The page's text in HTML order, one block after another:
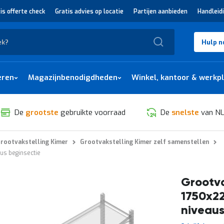
offerte check Gratis advies op locatie Partijen aanbieden
Hulp
Magazijnbenodigdheden Winkel, kantoor &
De grootste gebruikte voorraad De snelste van
Kimer
Grootvakstelling Kimer zelf samenstellen
beginsectie